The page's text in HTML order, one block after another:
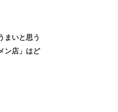
まいと思う
ン店」はど